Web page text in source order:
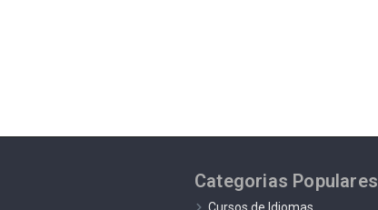
Categorias Populares
Cursos de Idiomas